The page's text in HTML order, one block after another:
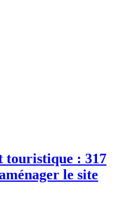
touristique : 317
le site